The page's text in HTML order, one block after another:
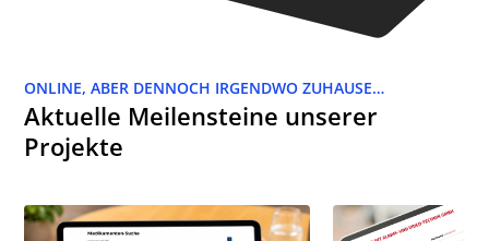
ONLINE, ABER DENNOCH IRGENDWO ZUHAUSE…
Aktuelle Meilensteine unserer
Projekte